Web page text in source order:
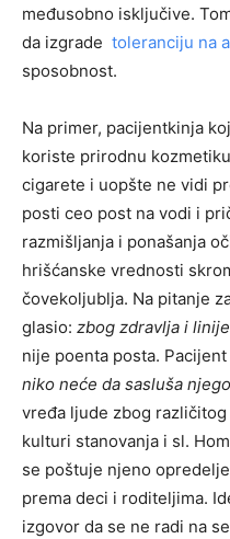
međusobno isključive.
da izgrade toleranciju na
sposobnost.
Na primer, pacijentkinja
koriste prirodnu
cigarete i uopšte ne vidi
posti ceo post na vodi i
razmišljanja i ponašanja
hrišćanske vrednosti
čovekoljublja. Na pitanje
glasio: zbog zdravlja i linije
nije poenta posta.
niko neće da sasluša
vređa ljude zbog
kulturi stanovanja i sl.
se poštuje njeno
prema deci i roditeljima.
izgovor da se ne radi na